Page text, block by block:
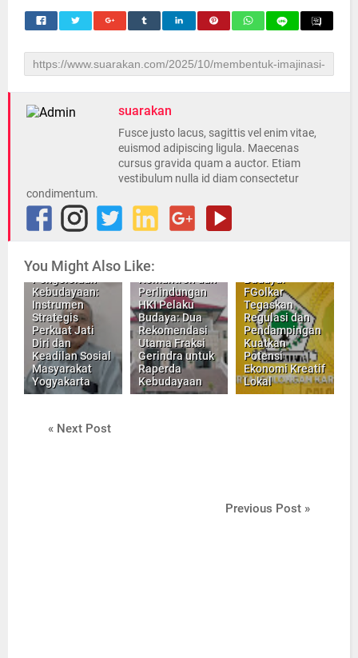
suarakan
Fusce justo lacus, sagittis vel enim vitae,
euismod adipiscing ligula. Maecenas
cursus gravida quam a auctor. Etiam
vestibulum nulla id diam consectetur
condimentum.
You Might Also Like:
Raperda
Pengelolaan
Kebudayaan:
Instrumen
Strategis
Perkuat Jati
Diri dan
Keadilan Sosial
Masyarakat
Yogyakarta
Peran
Perlindungan
HKI Pelaku
Budaya: Dua
Rekomendasi
Utama Fraksi
Gerindra untuk
Raperda
Kebudayaan
FGolkar
Tegaskan
Regulasi dan
Pendampingan
Kuatkan
Potensi
Ekonomi Kreatif
Lokal
« Next Post
Previous Post »